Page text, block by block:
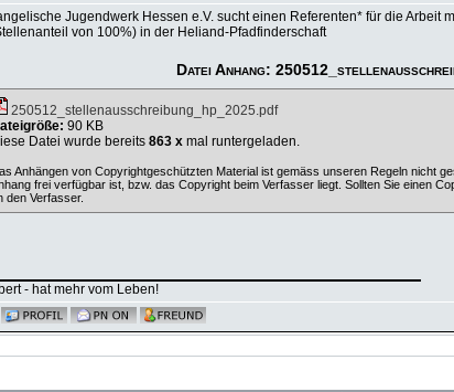
Jugendwerk Hessen e.V. sucht einen Referenten* für die
von 100%) in der Heliand-Pfadfinderschaft
Datei Anhang:
250512_stellenausschreibung_hp_2025.pdf
90 KB
Datei wurde bereits863 x mal runtergeladen.
Anhängen von Copyrightgeschützten Material ist gemäss unseren Regeln nicht
frei verfügbar ist, bzw. das Copyright beim Verfasser liegt. Sollten Sie einen
den Verfasser.
- hat mehr vom Leben!